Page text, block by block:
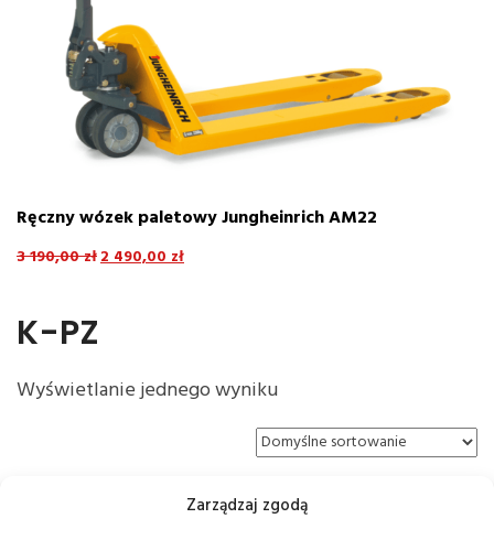
Zarządzaj zgodą
Ręczny wózek paletowy Jungheinrich AM22
3 190,00zł2 490,00zł
K-PZ
Wyświetlanie jednego wyniku